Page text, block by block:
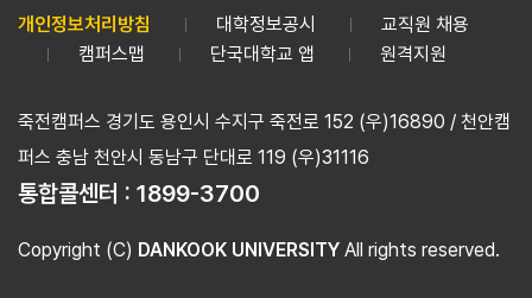
개인정보처리방침 대학정보공시
교직원 채용
캠퍼스맵
단국대학교 앱 원격지원
죽전캠퍼스 경기도 용인시 수지구 죽전로 152 (우)16890 / 천안캠
퍼스 충남 천안시 동남구 단대로 119 (우)31116
통합콜센터 : 1899-3700
Copyright (C) DANKOOK UNIVERSITY All rights reserved.